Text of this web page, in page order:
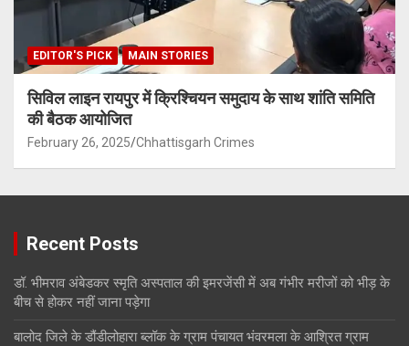
EDITOR'S PICK MAIN STORIES
सिविल लाइन रायपुर में क्रिश्चियन समुदाय के साथ शांति समिति
की बैठक आयोजित
February 26, 2025 Chhattisgarh Crimes
Recent Posts
डॉ. भीमराव अंबेडकर स्मृति अस्पताल की इमरजेंसी में अब गंभीर मरीजों को भीड़ के
बीच से होकर नहीं जाना पड़ेगा
बालोद जिले के डौंडीलोहारा ब्लॉक के ग्राम पंचायत भंवरमला के आश्रित ग्राम